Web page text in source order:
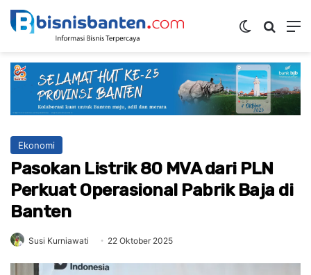
Switch skin
Ekonomi
Pasokan Listrik 80 MVA dari PLN
Perkuat Operasional Pabrik Baja di
Banten
Susi Kurniawati 22 Oktober 2025